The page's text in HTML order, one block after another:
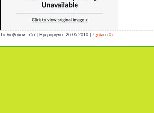
Το διάβασαν: 757 | Ημερομηνία: 26-05-2010 Σχόλια (0)